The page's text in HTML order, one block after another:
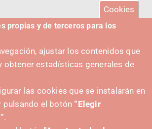
Cookies
propias y de terceros para los
ajustar los contenidos que
obtener estadísticas generales de
las cookies que se instalarán en
pulsando el botón “Elegir
.